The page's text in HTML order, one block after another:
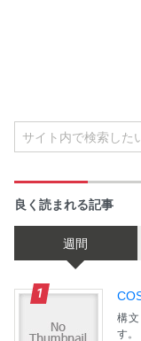
良く読まれる記事
週間
構
す。